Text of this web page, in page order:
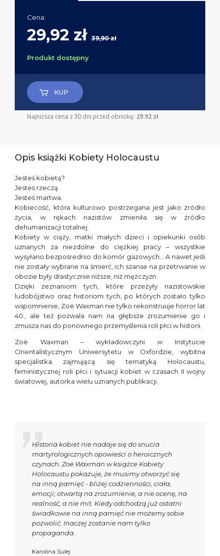
Cena:
29,92 zł 39,90 zł
Produkt dostępny
KUP
Najniższa cena z 30 dni przed obniżką: 29.92 zł
Opis książki Kobiety Holocaustu
Jesteś kobietą?
Jesteś rzeczą.
Jesteś martwa.
Kobiecość, która kulturowo postrzegana jest jako źródło
życia, w rękach nazistów zmieniła się w źródło
dehumanizacji totalnej.
Kobiety w ciąży, matki małych dzieci i opiekunki osób
uznanych za niezdolne do ciężkiej pracy – wszystkie
wysyłano bezpośrednio do komór gazowych… A nawet jeśli
nie zostały wybrane na śmierć, ich szanse na przetrwanie w
obozie były drastycznie niższe, niż mężczyzn.
Dzięki zeznaniom tych, które przeżyły nazistowskie
ludobójstwo oraz historiom tych, po których zostało tylko
wspomnienie, Zoë Waxman nie tylko rekonstruuje horror lat
40., ale też pozwala nam na głębsze zrozumienie go i
zmusza nas do ponownego przemyślenia roli płci w historii.
Zoë Waxman – wykładowczyni w Instytucie
Orientalistycznym Uniwersytetu w Oxfordzie, wybitna
specjalistka zajmującą się tematyką Holocaustu,
feministycznej roli płci i sytuacji kobiet w czasach II wojny
światowej, autorka wielu uznanych publikacji.
Historia kobiet nie nadaje się do snucia
martyrologicznych opowieści o heroicznych
czynach. Zoë Waxman w książce Kobiety
Holocaustu pokazuje, że musimy otworzyć się
na inną pamięć - bliżej codzienności, ciała,
emocji; otwartą na zrozumienie, a nie ocenę, na
realność, a nie mit. Kiedy odchodzą już ostatni
świadkowie na inną pamięć nie możemy sobie
pozwolić. Inaczej zostanie nam tylko
propaganda.
Karolina Sulej